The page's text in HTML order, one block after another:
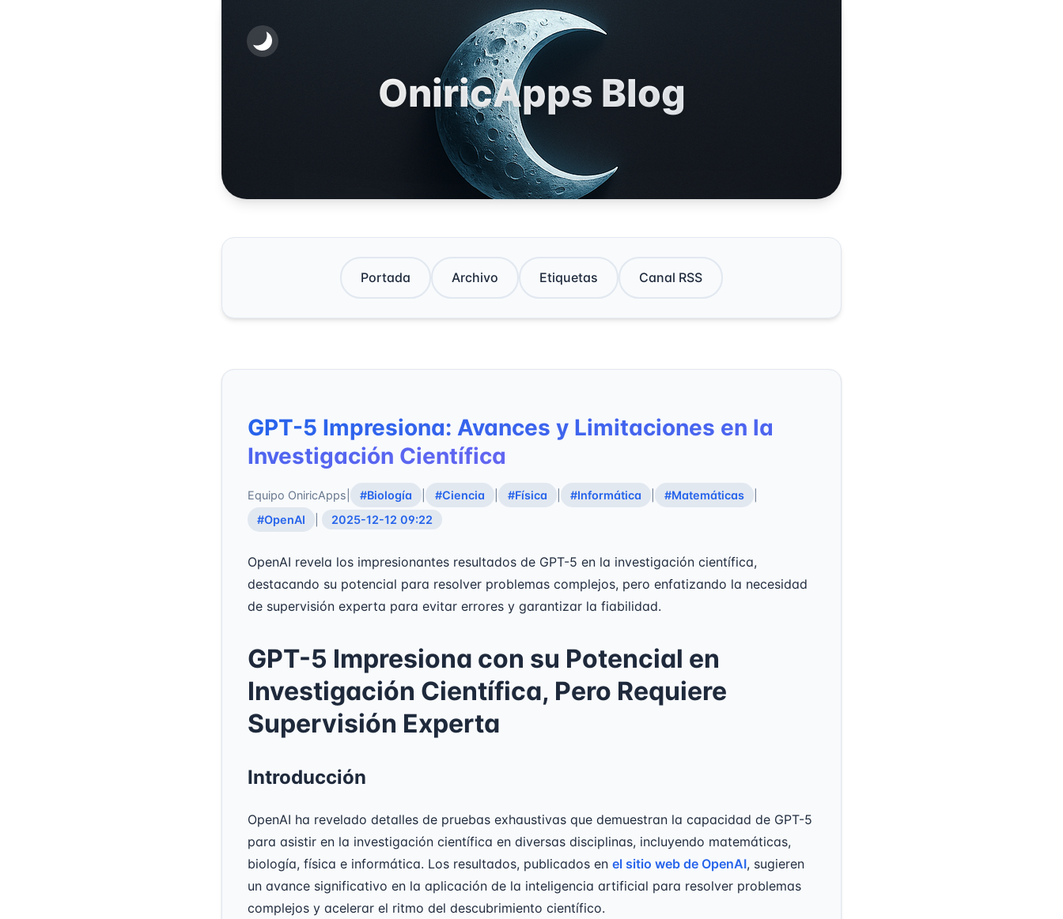
OniricApps Blog
Portada Archivo Etiquetas Canal RSS
GPT-5 Impresiona: Avances y Limitaciones en la
Investigación Científica
Equipo OniricApps #Biología #Ciencia #Física #Informática #Matemáticas
#OpenAI
2025-12-12 09:22
OpenAI revela los impresionantes resultados de GPT-5 en la investigación científica,
destacando su potencial para resolver problemas complejos, pero enfatizando la necesidad
de supervisión experta para evitar errores y garantizar la fiabilidad.
GPT-5 Impresiona con su Potencial en
Investigación Científica, Pero Requiere
Supervisión Experta
Introducción
OpenAI ha revelado detalles de pruebas exhaustivas que demuestran la capacidad de GPT-5
para asistir en la investigación científica en diversas disciplinas, incluyendo matemáticas,
biología, física e informática. Los resultados, publicados en el sitio web de OpenAI, sugieren
un avance significativo en la aplicación de la inteligencia artificial para resolver problemas
complejos y acelerar el ritmo del descubrimiento científico.